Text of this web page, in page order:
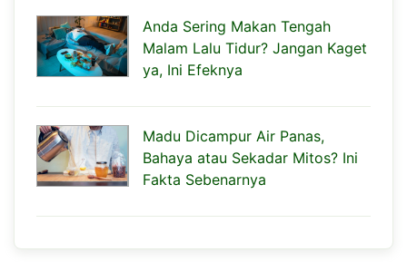
Anda Sering Makan Tengah
Malam Lalu Tidur? Jangan Kaget
ya, Ini Efeknya
Madu Dicampur Air Panas,
Bahaya atau Sekadar Mitos? Ini
Fakta Sebenarnya